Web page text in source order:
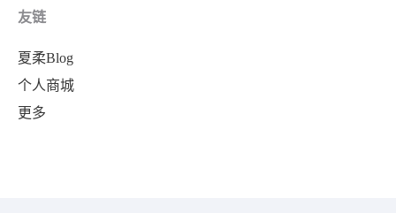
友链
夏柔Blog
个人商城
更多